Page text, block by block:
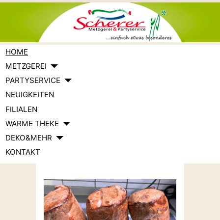
HOME
METZGEREI
PARTYSERVICE
NEUIGKEITEN
FILIALEN
WARME THEKE
DEKO&MEHR
KONTAKT